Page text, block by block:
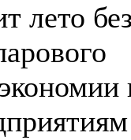
лето